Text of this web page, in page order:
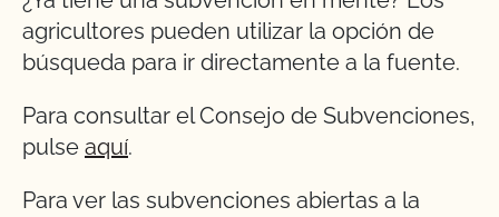
agricultores pueden utilizar la opción de
búsqueda para ir directamente a la fuente.
Para consultar el Consejo de Subvenciones,
pulse aquí.
Para ver las subvenciones abiertas a la